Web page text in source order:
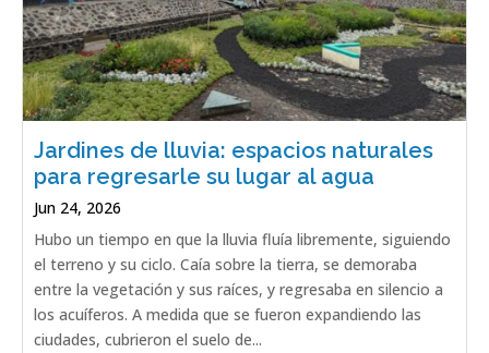
Jardines de lluvia: espacios naturales
para regresarle su lugar al agua
Jun 24, 2026
Hubo un tiempo en que la lluvia fluía libremente, siguiendo
el terreno y su ciclo. Caía sobre la tierra, se demoraba
entre la vegetación y sus raíces, y regresaba en silencio a
los acuíferos. A medida que se fueron expandiendo las
ciudades, cubrieron el suelo de...